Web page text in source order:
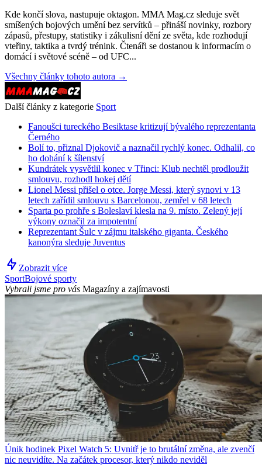
Kde končí slova, nastupuje oktagon. MMA Mag.cz sleduje svět
smíšených bojových umění bez servítků – přináší novinky, rozbory
zápasů, přestupy, statistiky i zákulisní dění ze světa, kde rozhodují
vteřiny, taktika a tvrdý trénink. Čtenáři se dostanou k informacím o
domácí i světové scéně – od UFC...
Všechny články tohoto autora →
Další články z kategorie Sport
Fanoušci tureckého Besiktase kritizují bývalého reprezentanta
Černého
Bolí to, přiznal Djokovič a naznačil rychlý konec. Odhalil, co
ho dohání k šílenství
Kundrátek vysvětlil konec v Třinci: Klub nechtěl prodloužit
smlouvu, rozhodl hokej dětí
Lionel Messi přišel o otce. Jorge Messi, který synovi v 13
letech zařídil smlouvu s Barcelonou, zemřel v 68 letech
Sparta po prohře s Boleslaví klesla na 9. místo. Zelený její
výkony označil za impotentní
Reprezentant Šulc v zájmu italského giganta. Českého
kanonýra sleduje Juventus
Zobrazit více
SportBojové sporty
Vybrali jsme pro vás Magazíny a zajímavosti
Únik hodinek Pixel Watch 5: Uvnitř je to brutální změna, ale zvenčí
nic neuvidíte. Na začátek procesor, který nikdo neviděl